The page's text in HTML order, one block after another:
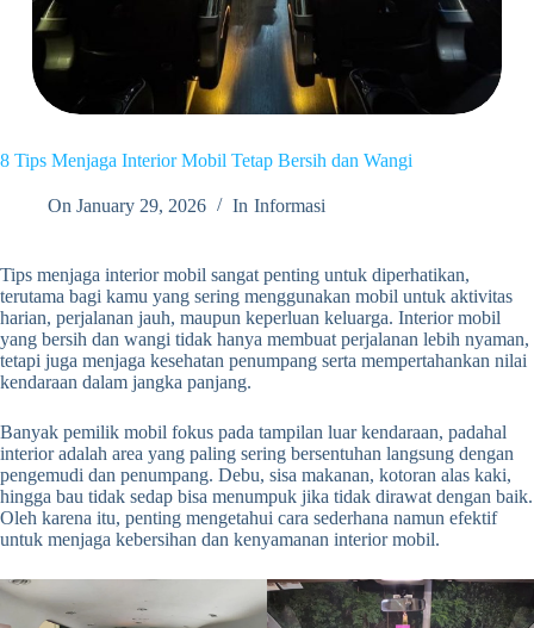
8 Tips Menjaga Interior Mobil Tetap Bersih dan Wangi
On January 29, 2026 In Informasi
Tips menjaga interior mobil sangat penting untuk diperhatikan,
terutama bagi kamu yang sering menggunakan mobil untuk aktivitas
harian, perjalanan jauh, maupun keperluan keluarga. Interior mobil
yang bersih dan wangi tidak hanya membuat perjalanan lebih nyaman,
tetapi juga menjaga kesehatan penumpang serta mempertahankan nilai
kendaraan dalam jangka panjang.
Banyak pemilik mobil fokus pada tampilan luar kendaraan, padahal
interior adalah area yang paling sering bersentuhan langsung dengan
pengemudi dan penumpang. Debu, sisa makanan, kotoran alas kaki,
hingga bau tidak sedap bisa menumpuk jika tidak dirawat dengan baik.
Oleh karena itu, penting mengetahui cara sederhana namun efektif
untuk menjaga kebersihan dan kenyamanan interior mobil.